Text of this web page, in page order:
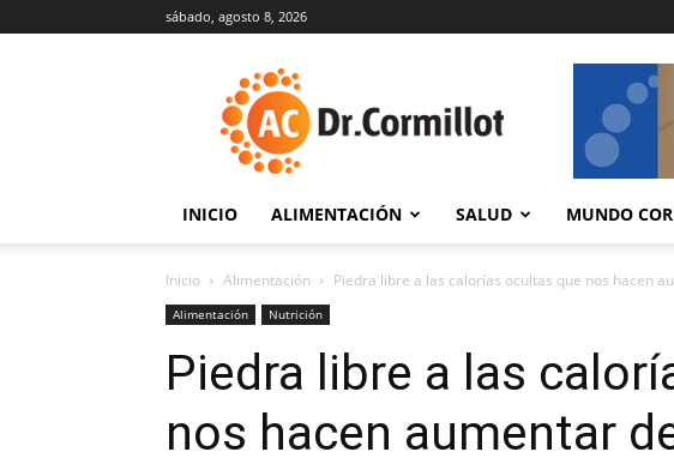
sábado, agosto 8, 2026
INICIO ALIMENTACIÓN SALUD MUNDO
Inicio Alimentación Piedra libre a las calorías ocultas que nos hacen
Alimentación Nutrición
Piedra libre a las
nos hacen aumentar